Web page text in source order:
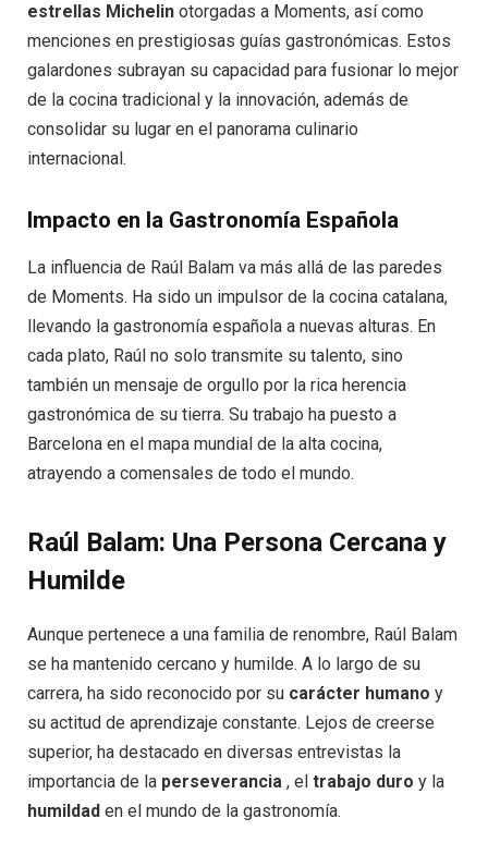
estrellas Michelin otorgadas a Moments, así como
menciones en prestigiosas guías gastronómicas. Estos
galardones subrayan su capacidad para fusionar lo mejor
de la cocina tradicional y la innovación, además de
consolidar su lugar en el panorama culinario
internacional.
Impacto en la Gastronomía Española
La influencia de Raúl Balam va más allá de las paredes
de Moments. Ha sido un impulsor de la cocina catalana,
llevando la gastronomía española a nuevas alturas. En
cada plato, Raúl no solo transmite su talento, sino
también un mensaje de orgullo por la rica herencia
gastronómica de su tierra. Su trabajo ha puesto a
Barcelona en el mapa mundial de la alta cocina,
atrayendo a comensales de todo el mundo.
Raúl Balam: Una Persona Cercana y
Humilde
Aunque pertenece a una familia de renombre, Raúl Balam
se ha mantenido cercano y humilde. A lo largo de su
carrera, ha sido reconocido por su carácter humano y
su actitud de aprendizaje constante. Lejos de creerse
superior, ha destacado en diversas entrevistas la
importancia de la perseverancia , el trabajo duro y la
humildad en el mundo de la gastronomía.